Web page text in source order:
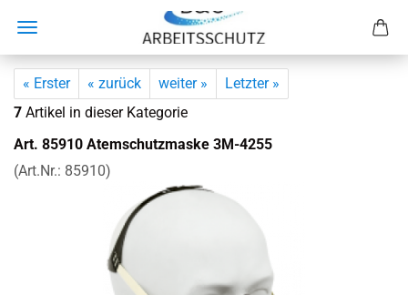
« Erster « zurück weiter »
Letzter »
7 Artikel in dieser Kategorie
Art. 85910 Atem­schutz­mas­ke 3M-​4255
(Art.Nr.: 85910)